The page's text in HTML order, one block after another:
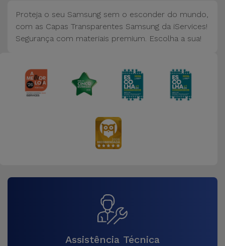
Proteja o seu Samsung sem o esconder do mundo,
com as Capas Transparentes Samsung da iServices!
Segurança com materiais premium. Escolha a sua!
Assistência Técnica